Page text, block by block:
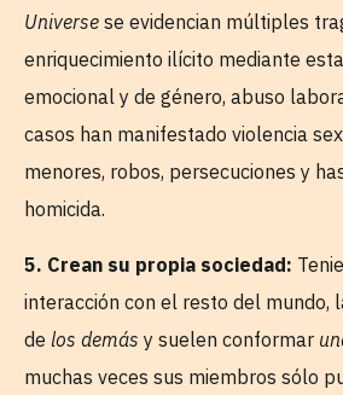
Universe se evidencian múltiples
enriquecimiento ilícito mediante
emocional y de género, abuso
casos han manifestado violencia
menores, robos, persecuciones y
homicida.
5. Crean su propia sociedad:
interacción con el resto del mundo,
de los demás y suelen conformar
muchas veces sus miembros sólo